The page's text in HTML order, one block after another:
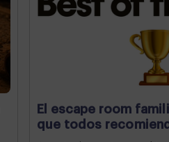
El escape room
que todos